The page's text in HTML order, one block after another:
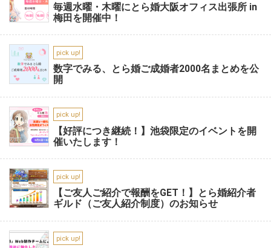
毎週水曜・木曜にとら婚大阪オフィス出張所 in
梅田を開催中！
pick up!
数字でみる、とら婚ご成婚者2000名まとめを公
開
pick up!
【好評につき継続！】池袋限定のイベントを開
催いたします！
pick up!
【ご友人ご紹介で報酬をGET！】とら婚紹介者
ギルド（ご友人紹介制度）のお知らせ
pick up!